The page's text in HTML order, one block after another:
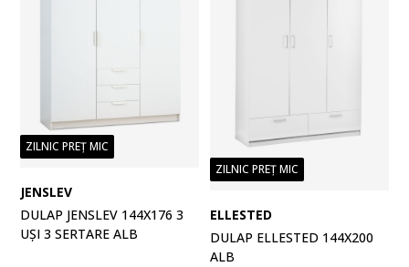
ZILNIC PREȚ MIC
JENSLEV
DULAP JENSLEV 144X176 3
UȘI 3 SERTARE ALB
ZILNIC PREȚ MIC
ELLESTED
DULAP ELLESTED 144X200
ALB